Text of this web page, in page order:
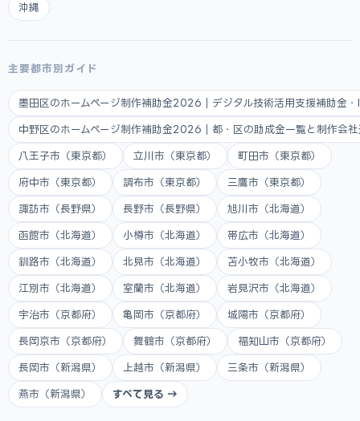
沖縄
主要都市別ガイド
墨田区のホームページ制作補助金2026｜デジタル技術活用支援補助金
中野区のホームページ制作補助金2026｜都・区の助成金一覧と制作会
八王子市（東京都） 立川市（東京都） 町田市（東京都）
府中市（東京都） 調布市（東京都） 三鷹市（東京都）
諏訪市（長野県） 長野市（長野県） 旭川市（北海道）
函館市（北海道） 小樽市（北海道） 帯広市（北海道）
釧路市（北海道） 北見市（北海道） 苫小牧市（北海道）
江別市（北海道） 室蘭市（北海道） 岩見沢市（北海道）
宇治市（京都府） 亀岡市（京都府） 城陽市（京都府）
長岡京市（京都府） 舞鶴市（京都府） 福知山市（京都府）
長岡市（新潟県） 上越市（新潟県） 三条市（新潟県）
燕市（新潟県） すべて見る →